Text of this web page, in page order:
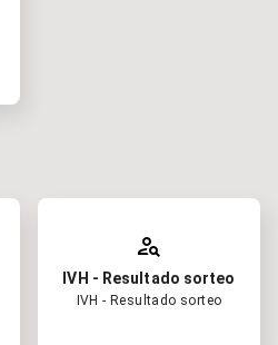
person_search
IVH - Resultado sorteo
IVH - Resultado sorteo